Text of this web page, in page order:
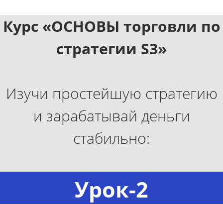
Курс «ОСНОВЫ торговли по
стратегии S3»
Изучи простейшую стратегию
и зарабатывай деньги
стабильно:
Урок-2